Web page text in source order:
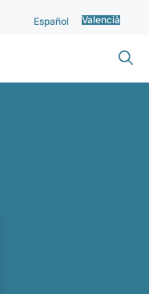
Español Valencià